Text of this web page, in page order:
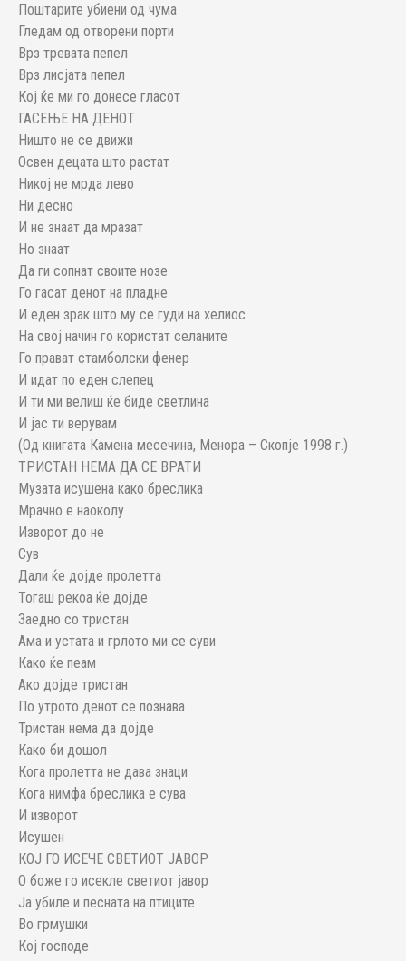
Поштарите убиени од чума
Гледам од отворени порти
Врз тревата пепел
Врз лисјата пепел
Кој ќе ми го донесе гласот
ГАСЕЊЕ НА ДЕНОТ
Ништо не се движи
Освен децата што растат
Никој не мрда лево
Ни десно
И не знаат да мразат
Но знаат
Да ги сопнат своите нозе
Го гасат денот на пладне
И еден зрак што му се гуди на хелиос
На свој начин го користат селаните
Го прават стамболски фенер
И идат по еден слепец
И ти ми велиш ќе биде светлина
И јас ти верувам
(Од книгата Камена месечина, Менора – Скопје 1998 г.)
ТРИСТАН НЕМА ДА СЕ ВРАТИ
Музата исушена како бреслика
Мрачно е наоколу
Изворот до не
Сув
Дали ќе дојде пролетта
Тогаш рекоа ќе дојде
Заедно со тристан
Ама и устата и грлото ми се суви
Како ќе пеам
Ако дојде тристан
По утрото денот се познава
Тристан нема да дојде
Како би дошол
Кога пролетта не дава знаци
Кога нимфа бреслика е сува
И изворот
Исушен
КОЈ ГО ИСЕЧЕ СВЕТИОТ ЈАВОР
О боже го исекле светиот јавор
Ја убиле и песната на птиците
Во грмушки
Кој господе